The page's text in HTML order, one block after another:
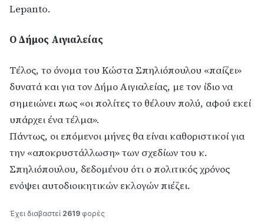
Lepanto.
Ο Δήμος Αιγιαλείας
Τέλος, το όνομα του Κώστα Σπηλιόπουλου «παίζει»
δυνατά και για τον Δήμο Αιγιαλείας, με τον ίδιο να
σημειώνει πως «οι πολίτες το θέλουν πολύ, αφού εκεί
υπάρχει ένα τέλμα».
Πάντως, οι επόμενοι μήνες θα είναι καθοριστικοί για
την «αποκρυστάλλωση» των σχεδίων του κ.
Σπηλιόπουλου, δεδομένου ότι ο πολιτικός χρόνος
ενόψει αυτοδιοικητικών εκλογών πιέζει.
Έχει διαβαστεί 2619 φορές